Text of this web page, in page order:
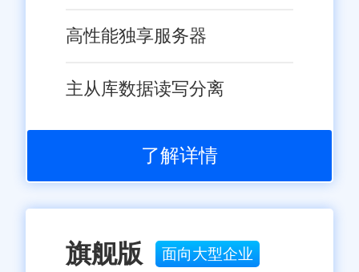
减少了对订单管理的投入。
优化库存管理
系统提供实时的库存管理功
能，帮助企业实现库存的精准控
制。通过优化库存结构，企业可
以降低库存成本，提高库存周转
率。
高性能独享服务器
主从库数据读写分离
了解详情
旗舰版 面向大型企业